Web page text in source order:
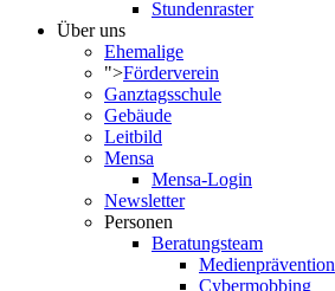
Stundenraster
Über uns
Ehemalige
">Förderverein
Ganztagsschule
Gebäude
Leitbild
Mensa
Mensa-Login
Newsletter
Personen
Beratungsteam
Medienprävention
Cybermobbing